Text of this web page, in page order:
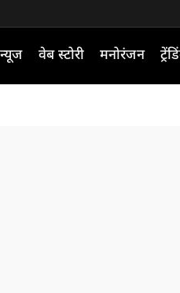
न्यूज वेब स्टोरी मनोरंजन